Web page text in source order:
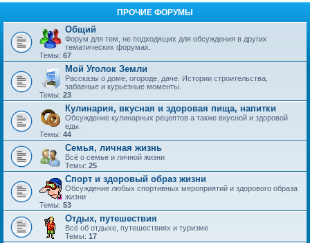
ПРОЧИЕ ФОРУМЫ
Общий
Форум для тем, не подходящих для обсуждения в других
тематических форумах.
Темы: 67
Мой Уголок Земли
Рассказы о доме, огороде, даче. Истории строительства,
забавные и курьезные моменты.
Темы: 23
Кулинария, вкусная и здоровая пища, напитки
Обсуждение кулинарных рецептов а также вкусной и здоровой
еды.
Темы: 44
Семья, личная жизнь
Всё о семье и личной жизни
Темы: 25
Спорт и здоровый образ жизни
Обсуждение любых спортивных мероприятий и здорового образа
жизни
Темы: 53
Отдых, путешествия
Всё об отдыхе, путешествиях и туризме
Темы: 17